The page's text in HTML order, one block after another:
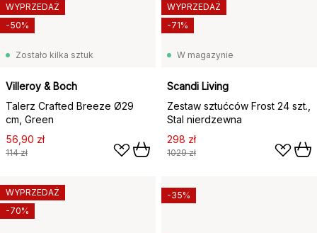
Zostało kilka sztuk
Villeroy & Boch
Talerz Crafted Breeze Ø29
cm, Green
56,90 zł
114 zł
WYPRZEDAŻ
-50%
W magazynie
Scandi Living
Zestaw sztućców Frost 24 szt.,
Stal nierdzewna
298 zł
1029 zł
WYPRZEDAŻ
-71%
WYPRZEDAŻ
-70%
-35%